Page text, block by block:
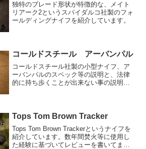
独特のブレード形状が特徴的な、メイト
リアーク2というスパイダルコ社製のフォ
ールディングナイフを紹介しています。
コールドスチール アーバンパル
コールドスチール社製の小型ナイフ、ア
ーバンパルのスペック等の説明と、法律
的に持ち歩くことが出来ない事の説明で
Tops Tom Brown Tracker
Tops Tom Brown Trackerというナイフを
紹介しています。数年間焚火等に使用し
た経験に基づいてレビューを書いてま